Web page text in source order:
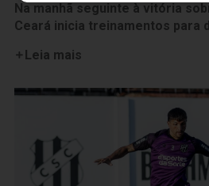
Na manhã seguinte à vitória
Ceará inicia treinamentos para
Leia mais